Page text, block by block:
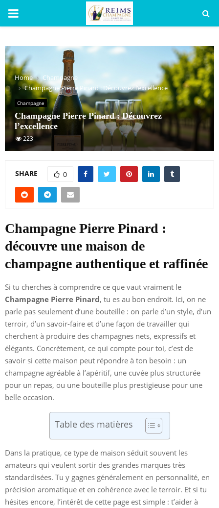
PRIMARY
Home
Champagne
Champagne Pierre Pinard : Découvrez l’excellence
Champagne
Champagne Pierre Pinard : Découvrez
l’excellence
223
SHARE 0
Champagne Pierre Pinard :
découvre une maison de
champagne authentique et raffinée
Si tu cherches à comprendre ce que vaut vraiment le
Champagne Pierre Pinard, tu es au bon endroit. Ici, on ne
parle pas seulement d’une bouteille : on parle d’un style, d’un
terroir, d’un savoir-faire et d’une façon de travailler qui
cherchent à produire des champagnes nets, expressifs et
élégants. Concrètement, ce qui compte pour toi, c’est de
savoir si cette maison peut répondre à ton besoin : un
champagne agréable à l’apéritif, une cuvée plus structurée
pour un repas, ou une bouteille plus prestigieuse pour une
belle occasion.
Table des matières
Dans la pratique, ce type de maison séduit souvent les
amateurs qui veulent sortir des grandes marques très
standardisées. Tu y gagnes généralement en personnalité, en
précision aromatique et en cohérence avec le terroir. Et si tu
hésites encore, l’intérêt de cette page est simple : t’aider à